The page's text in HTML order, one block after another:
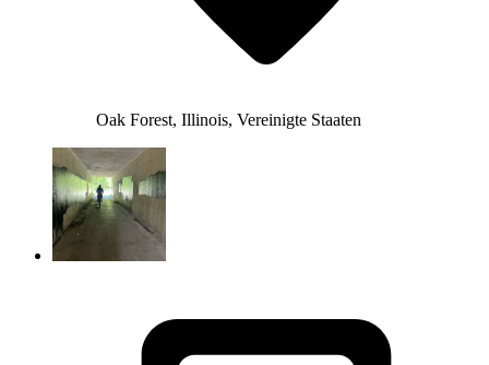
Oak Forest, Illinois, Vereinigte Staaten